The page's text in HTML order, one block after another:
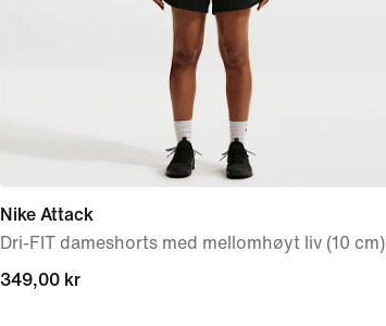
Nike Attack
Dri-FIT dameshorts med mellomhøyt liv (10 cm)
349,00 kr
349,00 kr